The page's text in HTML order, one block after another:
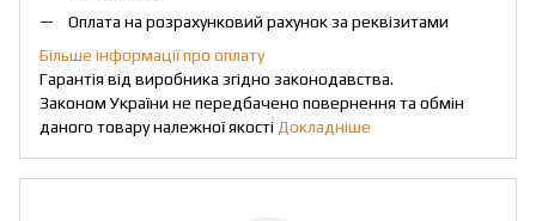
Оплата на розрахунковий рахунок за реквізитами
Більше інформації про оплату
Гарантія від виробника згідно законодавства.
Законом України не передбачено повернення та обмін
даного товару належної якості Докладніше